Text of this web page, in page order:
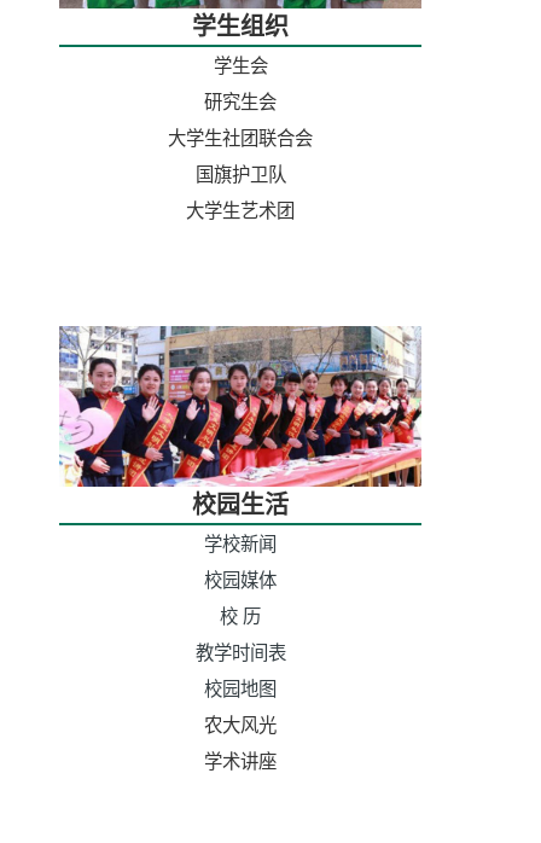
学生组织
学生会
研究生会
大学生社团联合会
国旗护卫队
大学生艺术团
校园生活
学校新闻
校园媒体
校 历
教学时间表
校园地图
农大风光
学术讲座